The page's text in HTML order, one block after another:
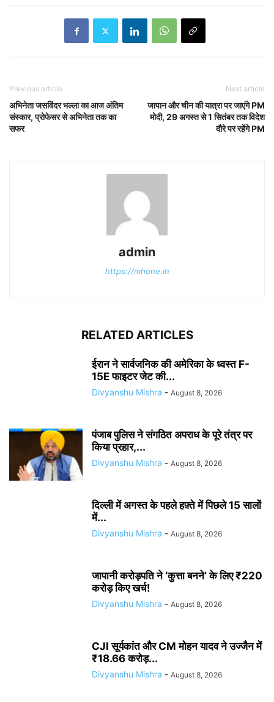
Previous article
अभिनेता जसविंदर भल्ला का आज अंतिम
संस्कार, प्रोफेसर से अभिनेता तक का
सफर
Next article
जापान और चीन की यात्रा पर जाएंगे PM
मोदी, 29 अगस्त से 1 सितंबर तक विदेश
दौरे पर रहेंगे PM
admin
https://mhone.in
RELATED ARTICLES
ईरान ने सार्वजनिक की अमेरिका के ध्वस्त F-
15E फाइटर जेट की...
Divyanshu Mishra - August 8, 2026
पंजाब पुलिस ने संगठित अपराध के पूरे तंत्र पर
किया प्रहार,...
Divyanshu Mishra - August 8, 2026
दिल्ली में अगस्त के पहले हफ़्ते में पिछले 15 सालों
में...
Divyanshu Mishra - August 8, 2026
जापानी करोड़पति ने ‘कुत्ता बनने’ के लिए ₹220
करोड़ किए खर्च!
Divyanshu Mishra - August 8, 2026
CJI सूर्यकांत और CM मोहन यादव ने उज्जैन में
₹18.66 करोड़...
Divyanshu Mishra - August 8, 2026